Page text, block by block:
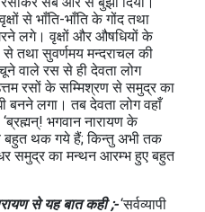
से भाँति-भाँति के गोंद तथा
लगे। वृक्षों और औषधियों के
तथा सुवर्णमय मन्दराचल की
वाले रस से ही देवता लोग
रसों के सम्मिश्रण से समुद्र का
लगा। तब देवता लोग वहाँ
भगवान नारायण के
बहुत थक गये हैं; किन्तु अभी तक
समुद्र का मन्थन आरम्भ हुए बहुत
से यह बात कही ;-‘सर्वव्यापी